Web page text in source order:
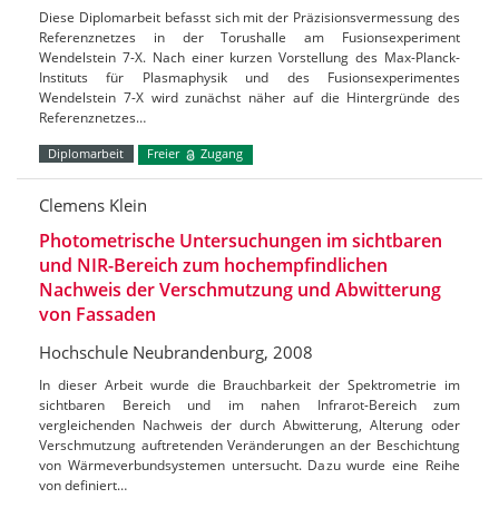
Diese Diplomarbeit befasst sich mit der Präzisionsvermessung des
Referenznetzes in der Torushalle am Fusionsexperiment
Wendelstein 7-X. Nach einer kurzen Vorstellung des Max-Planck-
Instituts für Plasmaphysik und des Fusionsexperimentes
Wendelstein 7-X wird zunächst näher auf die Hintergründe des
Referenznetzes…
Diplomarbeit Freier Zugang
Clemens Klein
Photometrische Untersuchungen im sichtbaren
und NIR-Bereich zum hochempfindlichen
Nachweis der Verschmutzung und Abwitterung
von Fassaden
Hochschule Neubrandenburg, 2008
In dieser Arbeit wurde die Brauchbarkeit der Spektrometrie im
sichtbaren Bereich und im nahen Infrarot-Bereich zum
vergleichenden Nachweis der durch Abwitterung, Alterung oder
Verschmutzung auftretenden Veränderungen an der Beschichtung
von Wärmeverbundsystemen untersucht. Dazu wurde eine Reihe
von definiert…